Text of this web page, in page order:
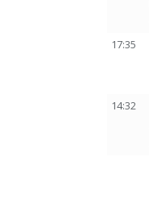
17:35
14:32